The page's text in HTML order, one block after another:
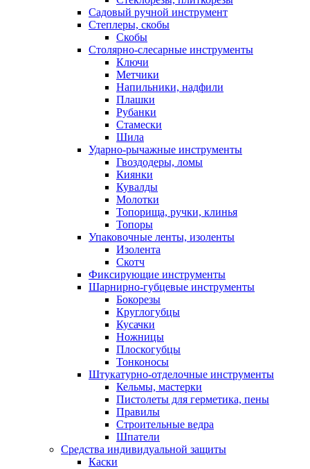
Садовый ручной инструмент
Степлеры, скобы
Скобы
Столярно-слесарные инструменты
Ключи
Метчики
Напильники, надфили
Плашки
Рубанки
Стамески
Шила
Ударно-рычажные инструменты
Гвоздодеры, ломы
Киянки
Кувалды
Молотки
Топорища, ручки, клинья
Топоры
Упаковочные ленты, изоленты
Изолента
Скотч
Фиксирующие инструменты
Шарнирно-губцевые инструменты
Бокорезы
Круглогубцы
Кусачки
Ножницы
Плоскогубцы
Тонконосы
Штукатурно-отделочные инструменты
Кельмы, мастерки
Пистолеты для герметика, пены
Правилы
Строительные ведра
Шпатели
Средства индивидуальной защиты
Каски